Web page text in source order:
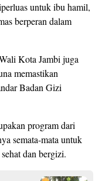
untuk ibu hamil,
berperan dalam
Kota Jambi juga
memastikan
Badan Gizi
program dari
semata-mata untuk
dan bergizi.